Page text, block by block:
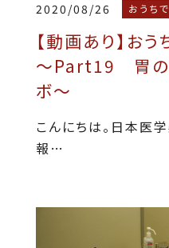
2020/08/26 おうち
【動画あり】お
～Part19 胃の
ボ～
こんにちは。日本
報…